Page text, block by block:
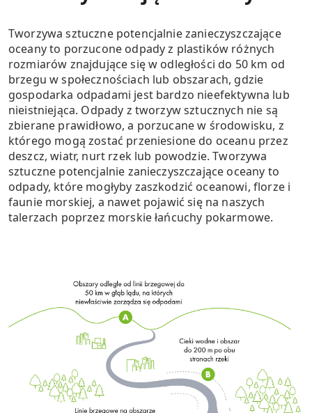
Tworzywa sztuczne potencjalnie zanieczyszczające
oceany to porzucone odpady z plastików różnych
rozmiarów znajdujące się w odległości do 50 km od
brzegu w społecznościach lub obszarach, gdzie
gospodarka odpadami jest bardzo nieefektywna lub
nieistniejąca. Odpady z tworzyw sztucznych nie są
zbierane prawidłowo, a porzucane w środowisku, z
którego mogą zostać przeniesione do oceanu przez
deszcz, wiatr, nurt rzek lub powodzie. Tworzywa
sztuczne potencjalnie zanieczyszczające oceany to
odpady, które mogłyby zaszkodzić oceanowi, florze i
faunie morskiej, a nawet pojawić się na naszych
talerzach poprzez morskie łańcuchy pokarmowe.